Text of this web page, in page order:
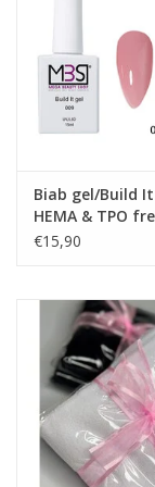
-Zeer gemakkelijk
-Hoog
-Perfecte dekking
-Uit te harden in
-Ook geschikt
-5 ml
Ingrediënten
Trimethylbenzoyl
Methacrylate, Di-
Dimethyl Silylate,
Diacrylate,
Phenoxyethanol
Fluorphlogopite,
Biab gel/Build
HEMA & TPO
€15,90